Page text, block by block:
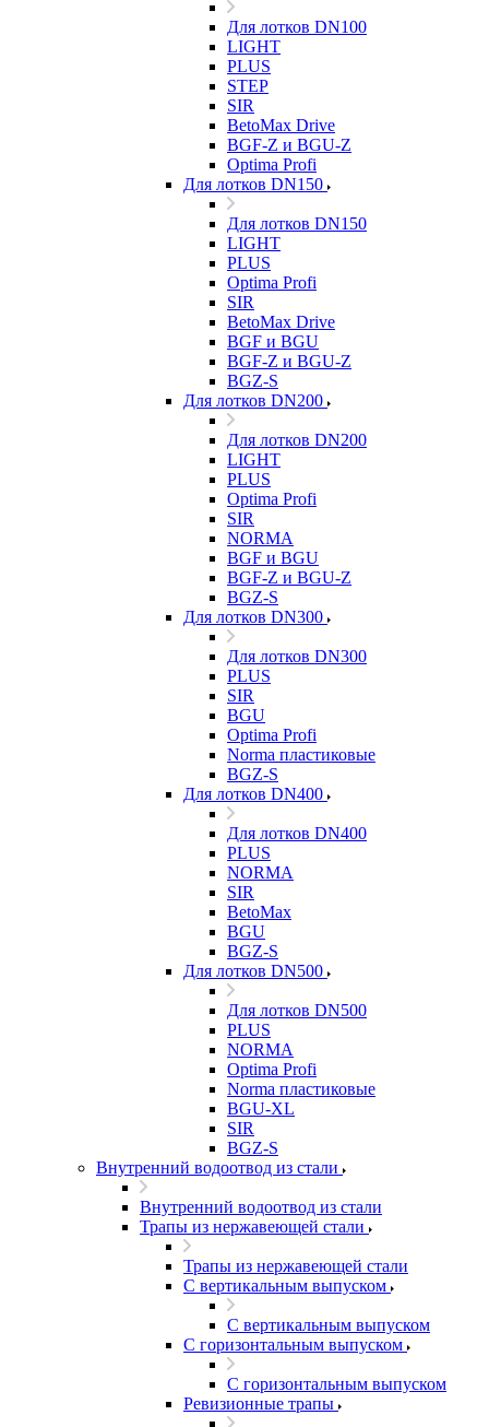
Для лотков DN100
LIGHT
PLUS
STEP
SIR
BetoMax Drive
BGF-Z и BGU-Z
Optima Profi
Для лотков DN150
Для лотков DN150
LIGHT
PLUS
Optima Profi
SIR
BetoMax Drive
BGF и BGU
BGF-Z и BGU-Z
BGZ-S
Для лотков DN200
Для лотков DN200
LIGHT
PLUS
Optima Profi
SIR
NORMA
BGF и BGU
BGF-Z и BGU-Z
BGZ-S
Для лотков DN300
Для лотков DN300
PLUS
SIR
BGU
Optima Profi
Norma пластиковые
BGZ-S
Для лотков DN400
Для лотков DN400
PLUS
NORMA
SIR
BetoMax
BGU
BGZ-S
Для лотков DN500
Для лотков DN500
PLUS
NORMA
Optima Profi
Norma пластиковые
BGU-XL
SIR
BGZ-S
Внутренний водоотвод из стали
Внутренний водоотвод из стали
Трапы из нержавеющей стали
Трапы из нержавеющей стали
С вертикальным выпуском
С вертикальным выпуском
С горизонтальным выпуском
С горизонтальным выпуском
Ревизионные трапы